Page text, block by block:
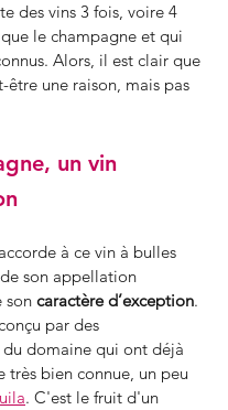
des vins 3 fois, voire 4
le champagne et qui
Alors, il est clair que
être une raison, mais pas
un vin
à ce vin à bulles
son appellation
son caractère d’exception.
par des
du domaine qui ont déjà
très bien connue, un peu
. C'est le fruit d'un